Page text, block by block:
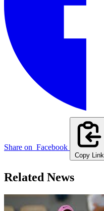
Share on Facebook
Copy Link
Related News